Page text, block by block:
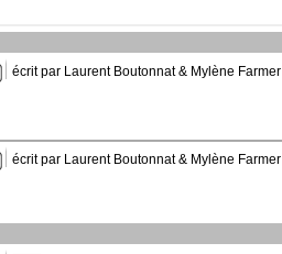
écrit par Laurent Boutonnat & Mylène Farmer
écrit par Laurent Boutonnat & Mylène Farmer